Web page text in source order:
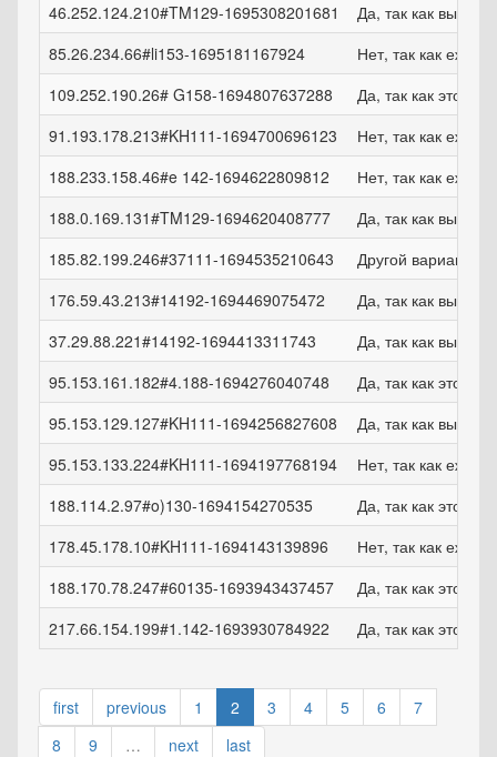
46.252.124.210#TM129-1695308201681
Да, так как
85.26.234.66#li153-1695181167924
Нет, так как
109.252.190.26# G158-1694807637288
Да, так как это
91.193.178.213#KH111-1694700696123
Нет, так как
188.233.158.46#e 142-1694622809812
Нет, так как
188.0.169.131#TM129-1694620408777
Да, так как
185.82.199.246#37111-1694535210643
Другой вариант
176.59.43.213#14192-1694469075472
Да, так как
37.29.88.221#14192-1694413311743
Да, так как
95.153.161.182#4.188-1694276040748
Да, так как это
95.153.129.127#KH111-1694256827608
Да, так как
95.153.133.224#KH111-1694197768194
Нет, так как
188.114.2.97#o)130-1694154270535
Да, так как это
178.45.178.10#KH111-1694143139896
Нет, так как
188.170.78.247#60135-1693943437457
Да, так как это
217.66.154.199#1.142-1693930784922
Да, так как это
first previous 1 2 3 4 5 6
7
8
9 … next last